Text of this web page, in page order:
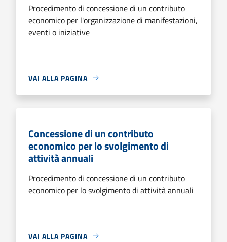
Procedimento di concessione di un contributo
economico per l'organizzazione di manifestazioni,
eventi o iniziative
VAI ALLA PAGINA
Concessione di un contributo
economico per lo svolgimento di
attività annuali
Procedimento di concessione di un contributo
economico per lo svolgimento di attività annuali
VAI ALLA PAGINA